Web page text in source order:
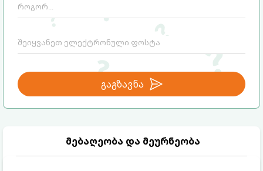
გაგზავნა
მებაღეობა და მეურნეობა
რეალური, მაგრამ ჯერ კიდევ უხილავი
საფრთხისგან შორს მივყავართ.